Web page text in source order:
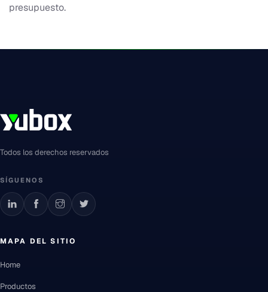
presupuesto.
Todos los derechos reservados
SÍGUENOS
MAPA DEL SITIO
Home
Productos